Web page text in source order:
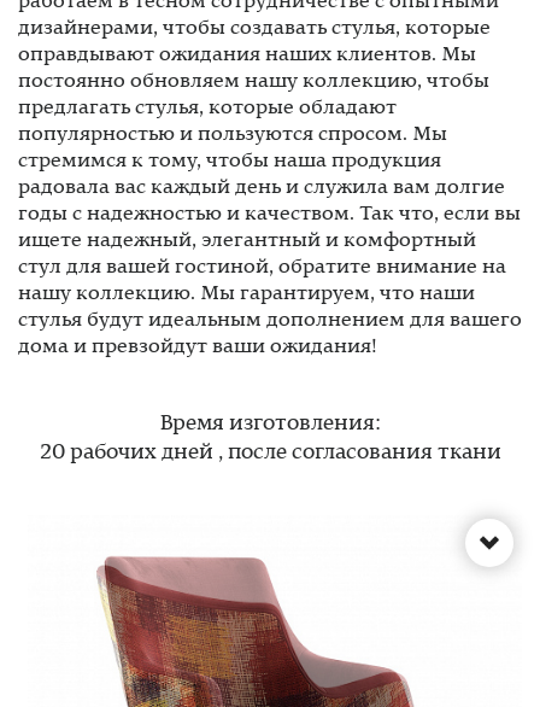
дизайнерами, чтобы создавать стулья, которые
оправдывают ожидания наших клиентов. Мы
постоянно обновляем нашу коллекцию, чтобы
предлагать стулья, которые обладают
популярностью и пользуются спросом. Мы
стремимся к тому, чтобы наша продукция
радовала вас каждый день и служила вам долгие
годы с надежностью и качеством. Так что, если вы
ищете надежный, элегантный и комфортный
стул для вашей гостиной, обратите внимание на
нашу коллекцию. Мы гарантируем, что наши
стулья будут идеальным дополнением для вашего
дома и превзойдут ваши ожидания!
Время изготовления:
20 рабочих дней , после согласования ткани